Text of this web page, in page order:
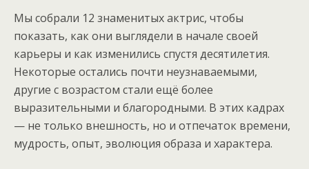
Мы собрали 12 знаменитых актрис, чтобы
показать, как они выглядели в начале своей
карьеры и как изменились спустя десятилетия.
Некоторые остались почти неузнаваемыми,
другие с возрастом стали ещё более
выразительными и благородными. В этих кадрах
— не только внешность, но и отпечаток времени,
мудрость, опыт, эволюция образа и характера.